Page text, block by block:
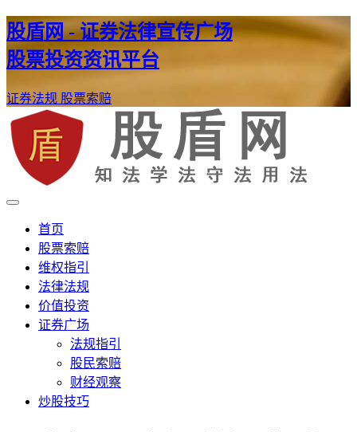
股盾网 - 证券法律宣传广场
股票投资资讯平台
证券法规 股票索赔
股盾网
证券股票维权网
首页
股票索赔
维权指引
法律法规
价值投资
证券广场
法规指引
股民索赔
财经观察
炒股技巧